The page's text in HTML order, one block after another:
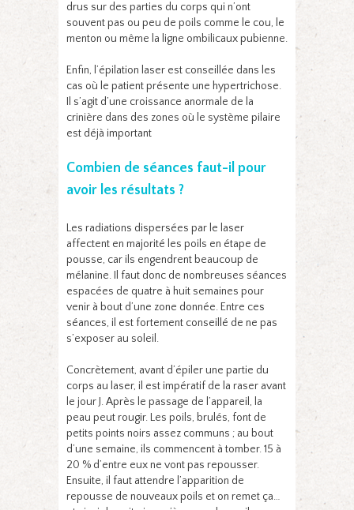
drus sur des parties du corps qui n’ont
souvent pas ou peu de poils comme le cou, le
menton ou même la ligne ombilicaux pubienne.
Enfin, l’épilation laser est conseillée dans les
cas où le patient présente une hypertrichose.
Il s’agit d’une croissance anormale de la
crinière dans des zones où le système pilaire
est déjà important
Combien de séances faut-il pour
avoir les résultats ?
Les radiations dispersées par le laser
affectent en majorité les poils en étape de
pousse, car ils engendrent beaucoup de
mélanine. Il faut donc de nombreuses séances
espacées de quatre à huit semaines pour
venir à bout d’une zone donnée. Entre ces
séances, il est fortement conseillé de ne pas
s’exposer au soleil.
Concrètement, avant d’épiler une partie du
corps au laser, il est impératif de la raser avant
le jour J. Après le passage de l’appareil, la
peau peut rougir. Les poils, brulés, font de
petits points noirs assez communs ; au bout
d’une semaine, ils commencent à tomber. 15 à
20 % d’entre eux ne vont pas repousser.
Ensuite, il faut attendre l’apparition de
repousse de nouveaux poils et on remet ça…